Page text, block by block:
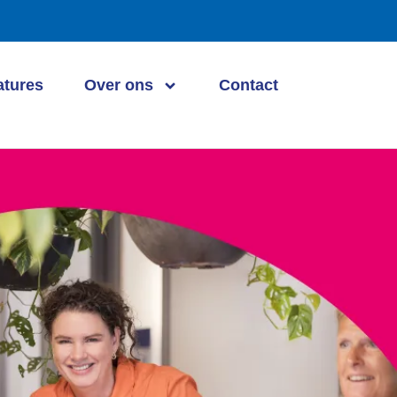
Over ons Contact